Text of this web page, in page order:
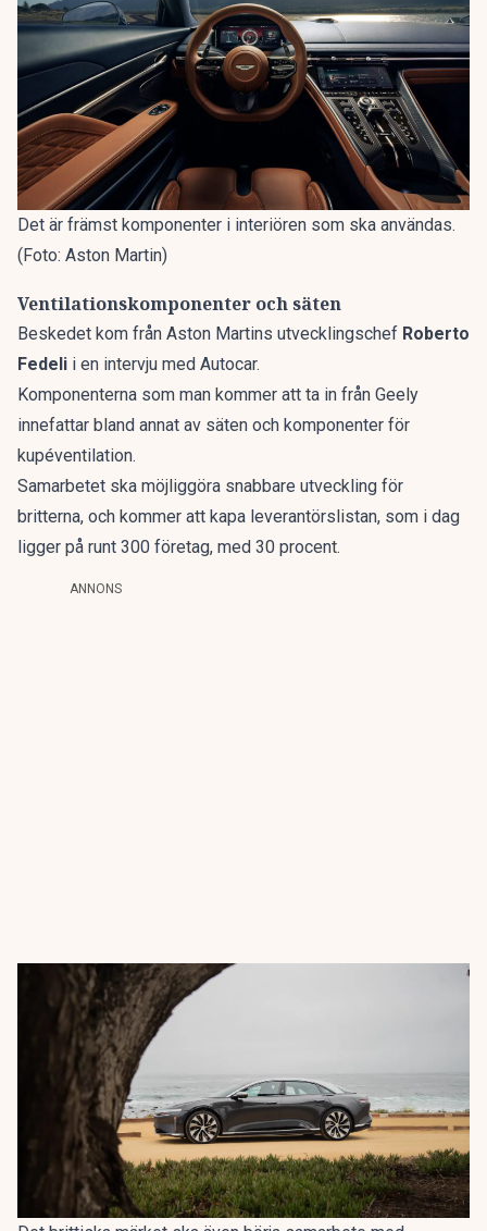
Det är främst komponenter i interiören som ska användas.
(Foto: Aston Martin)
Ventilationskomponenter och säten
Beskedet kom från Aston Martins utvecklingschef Roberto
Fedeli i en intervju med Autocar.
Komponenterna som man kommer att ta in från Geely
innefattar bland annat av säten och komponenter för
kupéventilation.
Samarbetet ska möjliggöra snabbare utveckling för
britterna, och kommer att kapa leverantörslistan, som i dag
ligger på runt 300 företag, med 30 procent.
ANNONS